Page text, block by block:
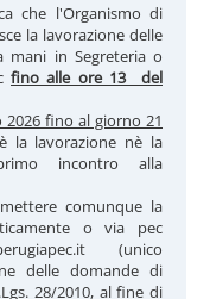
che l'Organismo di
la lavorazione delle
mani in Segreteria o
fino alle ore 13 del
fino al giorno 21
lavorazione nè la
incontro alla
comunque la
o via pec
(unico
delle domande di
28/2010, al fine di